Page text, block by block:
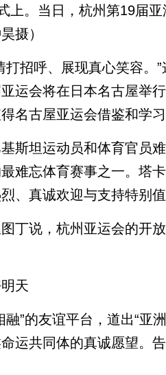
。当日，杭州第19届亚
摄）
招呼、展现真心笑容。”
运会将在日本名古屋举
名古屋亚运会借鉴和学习
坦运动员和体育官员难
难忘体育赛事之一。塔
、真诚欢迎与支持特别值
说，杭州亚运会的开放
天
的友谊平台，道出“亚
运共同体的真诚愿望。